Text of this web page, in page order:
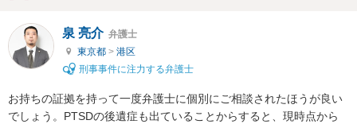
泉 亮介 弁護士
東京都 > 港区
刑事事件に注力する弁護士
お持ちの証拠を持って一度弁護士に個別にご相談されたほうが良い
でしょう。PTSDの後遺症も出ていることからすると、現時点から